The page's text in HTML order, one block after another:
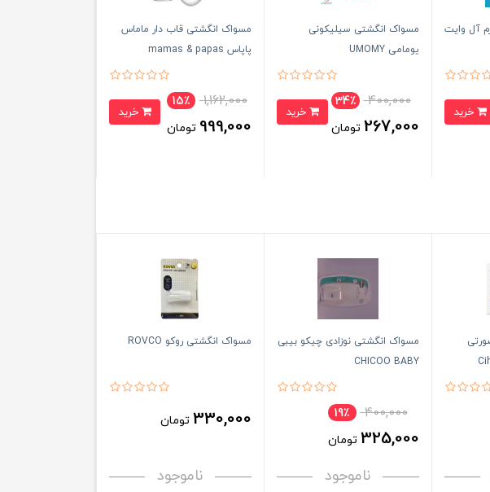
آل وایت
خرید
مسواک انگشتی سیلیکونی
یومامی UMOMY
400,000 34٪
267,000 تومان
خرید
مسواک انگشتی قاب دار ماماس
پاپاس mamas & papas
1,162,000 15٪
999,000 تومان
تکه صورتی
مسواک انگشتی نوزادی چیکو بیبی
CHICOO BABY
400,000 19٪
325,000 تومان
ناموجود
مسواک انگشتی روکو ROVCO
330,000 تومان
ناموجود